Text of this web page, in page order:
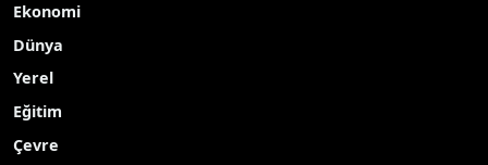
Ekonomi
Dünya
Yerel
Eğitim
Çevre